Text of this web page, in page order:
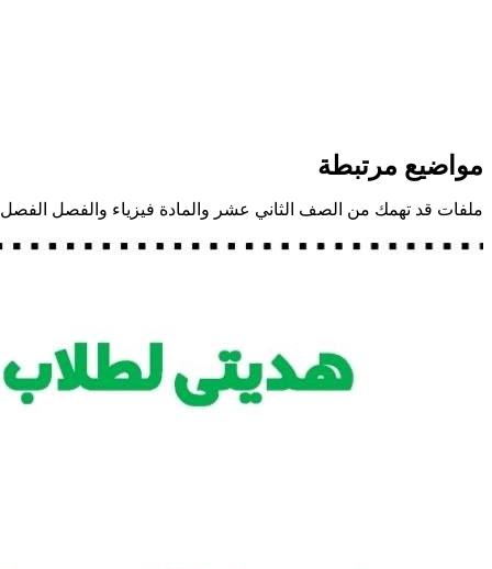
مواضيع مرتبطة
ملفات قد تهمك من الصف الثاني عشر والمادة فيزياء والفصل الفصل